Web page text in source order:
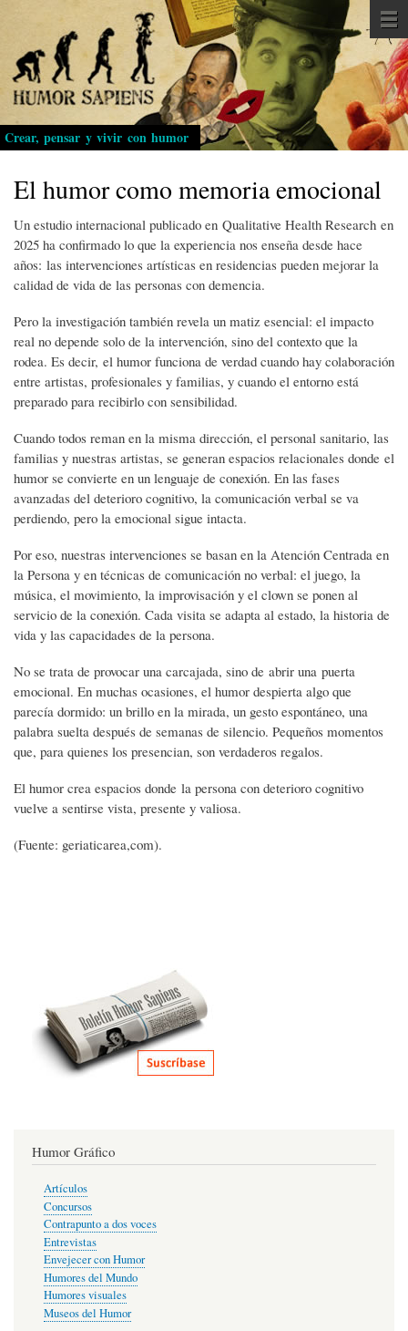
Pasar
al
contenido
principal
Crear, pensar y vivir con humor
El humor como memoria emocional
Un estudio internacional publicado en Qualitative Health Research en
2025 ha confirmado lo que la experiencia nos enseña desde hace
años: las intervenciones artísticas en residencias pueden mejorar la
calidad de vida de las personas con demencia.
Pero la investigación también revela un matiz esencial: el impacto
real no depende solo de la intervención, sino del contexto que la
rodea. Es decir, el humor funciona de verdad cuando hay colaboración
entre artistas, profesionales y familias, y cuando el entorno está
preparado para recibirlo con sensibilidad.
Cuando todos reman en la misma dirección, el personal sanitario, las
familias y nuestras artistas, se generan espacios relacionales donde el
humor se convierte en un lenguaje de conexión. En las fases
avanzadas del deterioro cognitivo, la comunicación verbal se va
perdiendo, pero la emocional sigue intacta.
Por eso, nuestras intervenciones se basan en la Atención Centrada en
la Persona y en técnicas de comunicación no verbal: el juego, la
música, el movimiento, la improvisación y el clown se ponen al
servicio de la conexión. Cada visita se adapta al estado, la historia de
vida y las capacidades de la persona.
No se trata de provocar una carcajada, sino de abrir una puerta
emocional. En muchas ocasiones, el humor despierta algo que
parecía dormido: un brillo en la mirada, un gesto espontáneo, una
palabra suelta después de semanas de silencio. Pequeños momentos
que, para quienes los presencian, son verdaderos regalos.
El humor crea espacios donde la persona con deterioro cognitivo
vuelve a sentirse vista, presente y valiosa.
(Fuente: geriaticarea,com).
Humor Gráfico
Artículos
Concursos
Contrapunto a dos voces
Entrevistas
Envejecer con Humor
Humores del Mundo
Humores visuales
Museos del Humor